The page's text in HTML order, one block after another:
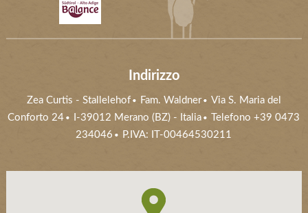
Indirizzo
Zea Curtis - Stallelehof Fam. Waldner
Via S. Maria del
Conforto 24
I-39012 Merano (BZ) - Italia Telefono+39 0473
234046
P.IVA: IT-00464530211